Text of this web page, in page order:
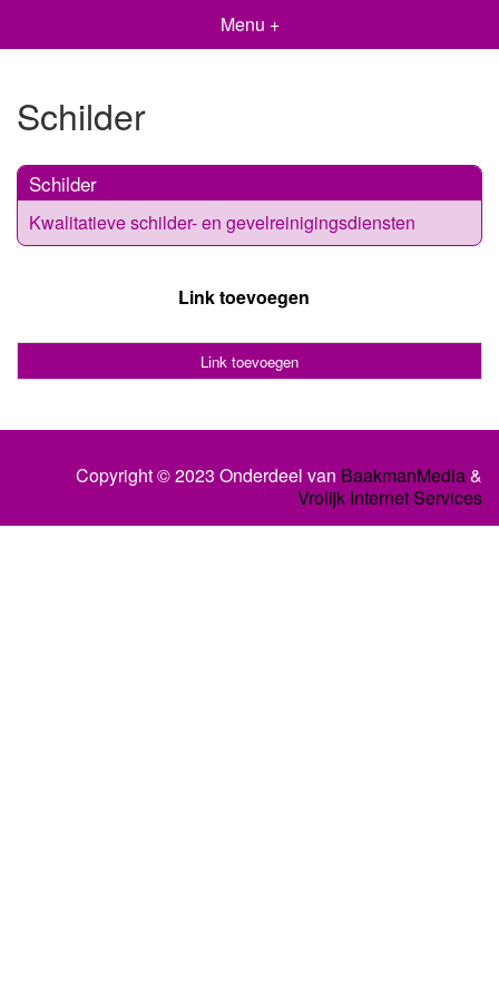
Menu +
Schilder
Schilder
Kwalitatieve schilder- en gevelreinigingsdiensten
Link toevoegen
Link toevoegen
Copyright © 2023 Onderdeel van BaakmanMedia&
Vrolijk Internet Services